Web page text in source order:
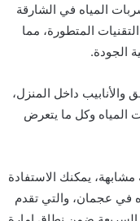
المياه في الشارقة
المتطورة، مما
الجودة.
داخل المنزل،
المياه وكل ما يتعرض
يمكنك الاستفادة
في عجمان، والتي تقدم